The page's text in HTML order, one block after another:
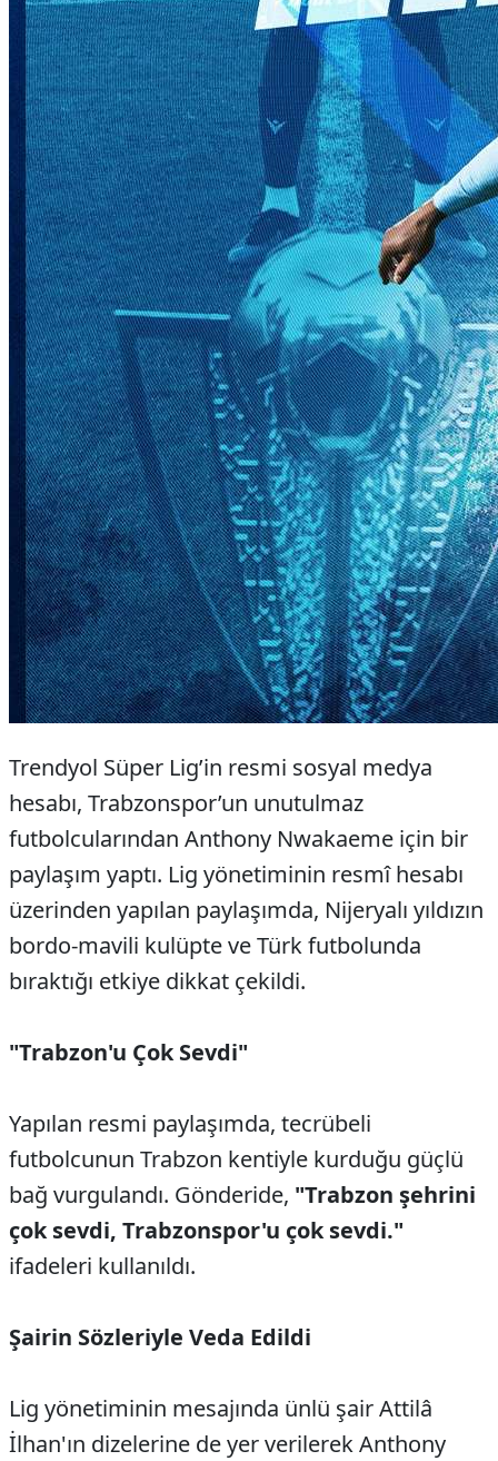
Trendyol Süper Lig’in resmi sosyal medya
hesabı, Trabzonspor’un unutulmaz
futbolcularından Anthony Nwakaeme için bir
paylaşım yaptı. Lig yönetiminin resmî hesabı
üzerinden yapılan paylaşımda, Nijeryalı yıldızın
bordo-mavili kulüpte ve Türk futbolunda
bıraktığı etkiye dikkat çekildi.
"Trabzon'u Çok Sevdi"
Yapılan resmi paylaşımda, tecrübeli
futbolcunun Trabzon kentiyle kurduğu güçlü
bağ vurgulandı. Gönderide, "Trabzon şehrini
çok sevdi, Trabzonspor'u çok sevdi."
ifadeleri kullanıldı.
Şairin Sözleriyle Veda Edildi
Lig yönetiminin mesajında ünlü şair Attilâ
İlhan'ın dizelerine de yer verilerek Anthony